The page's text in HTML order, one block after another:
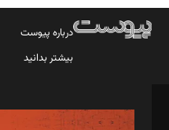
درباره پیوست
بیشتر بدانید
مدیر مسئول: محمدباقر اثنی‌عشری